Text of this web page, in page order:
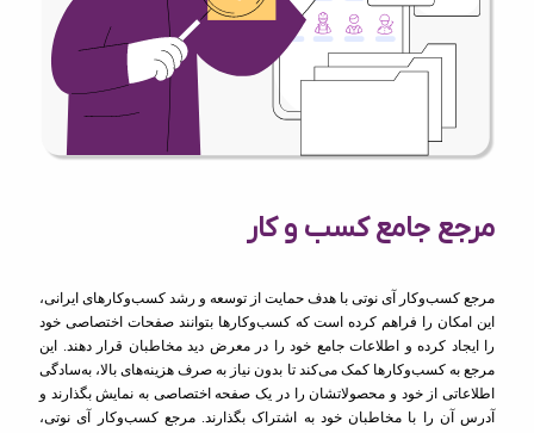
مرجع جامع کسب و کار
مرجع کسب‌وکار آی نوتی با هدف حمایت از توسعه و رشد کسب‌وکارهای ایرانی،
این امکان را فراهم کرده است که کسب‌وکارها بتوانند صفحات اختصاصی خود
را ایجاد کرده و اطلاعات جامع خود را در معرض دید مخاطبان قرار دهند. این
مرجع به کسب‌وکارها کمک می‌کند تا بدون نیاز به صرف هزینه‌های بالا، به‌سادگی
اطلاعاتی از خود و محصولاتشان را در یک صفحه اختصاصی به نمایش بگذارند و
آدرس آن را با مخاطبان خود به اشتراک بگذارند. مرجع کسب‌وکار آی نوتی،